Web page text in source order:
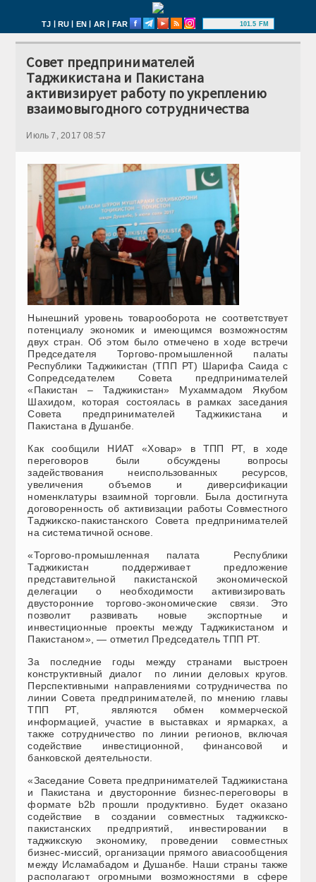
TJ | RU | EN | AR | FAR 101.5 FM
Совет предпринимателей
Таджикистана и Пакистана
активизирует работу по укреплению
взаимовыгодного сотрудничества
Июль 7, 2017 08:57
Нынешний уровень товарооборота не соответствует
потенциалу экономик и имеющимся возможностям
двух стран. Об этом было отмечено в ходе встречи
Председателя Торгово-промышленной палаты
Республики Таджикистан (ТПП РТ) Шарифа Саида с
Сопредседателем Совета предпринимателей
«Пакистан – Таджикистан» Мухаммадом Якубом
Шахидом, которая состоялась в рамках заседания
Совета предпринимателей Таджикистана и
Пакистана в Душанбе.
Как сообщили НИАТ «Ховар» в ТПП РТ, в ходе
переговоров были обсуждены вопросы
задействования неиспользованных ресурсов,
увеличения объемов и диверсификации
номенклатуры взаимной торговли. Была достигнута
договоренность об активизации работы Совместного
Таджикско-пакистанского Совета предпринимателей
на систематичной основе.
«Торгово-промышленная палата Республики
Таджикистан поддерживает предложение
представительной пакистанской экономической
делегации о необходимости активизировать
двусторонние торгово-экономические связи. Это
позволит развивать новые экспортные и
инвестиционные проекты между Таджикистаном и
Пакистаном», — отметил Председатель ТПП РТ.
За последние годы между странами выстроен
конструктивный диалог по линии деловых кругов.
Перспективными направлениями сотрудничества по
линии Совета предпринимателей, по мнению главы
ТПП РТ, являются обмен коммерческой
информацией, участие в выставках и ярмарках, а
также сотрудничество по линии регионов, включая
содействие инвестиционной, финансовой и
банковской деятельности.
«Заседание Совета предпринимателей Таджикистана
и Пакистана и двусторонние бизнес-переговоры в
формате b2b прошли продуктивно. Будет оказано
содействие в создании совместных таджикско-
пакистанских предприятий, инвестировании в
таджикскую экономику, проведении совместных
бизнес-миссий, организации прямого авиасообщения
между Исламабадом и Душанбе. Наши страны также
располагают огромными возможностями в сфере